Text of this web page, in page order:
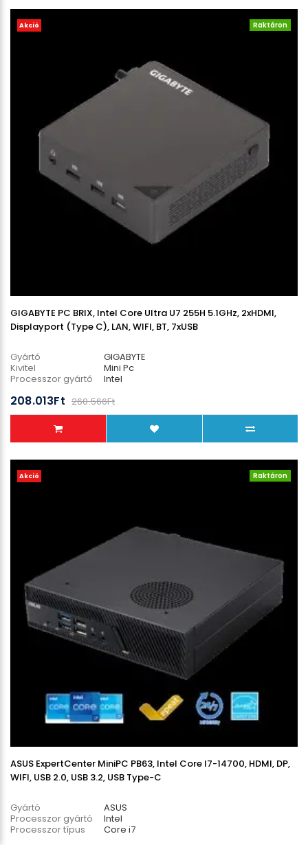
Akció Raktáron
GIGABYTE PC BRIX, Intel Core Ultra U7 255H 5.1GHz, 2xHDMI,
Displayport (Type C), LAN, WIFI, BT, 7xUSB
Gyártó
GIGABYTE
Kivitel
Mini Pc
Processzor gyártó
Intel
SSD méret
0 GB
208.013Ft 260.566Ft
Akció Raktáron
ASUS ExpertCenter MiniPC PB63, Intel Core I7-14700, HDMI, DP,
WIFI, USB 2.0, USB 3.2, USB Type-C
Gyártó
ASUS
Processzor gyártó
Intel
Processzor típus
Core i7